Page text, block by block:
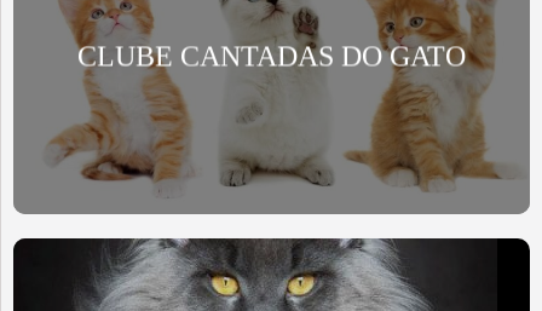
CLUBE CANTADAS DO GATO